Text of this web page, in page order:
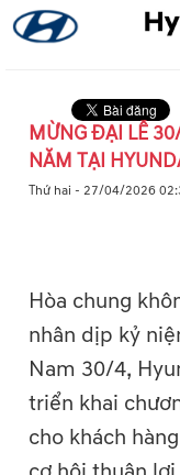
MỪNG ĐẠI LỄ
NĂM TẠI
Thứ hai - 27/04/2026
Hòa chung
nhân dịp kỷ
Nam 30/4,
triển khai
cho khách